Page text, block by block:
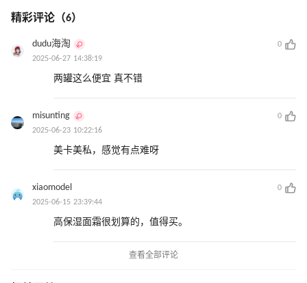
精彩评论（6）
dudu海淘
0
2025-06-27 14:38:19
两罐这么便宜 真不错
misunting
0
2025-06-23 10:22:16
美卡美私，感觉有点难呀
xiaomodel
0
2025-06-15 23:39:44
高保湿面霜很划算的，值得买。
查看全部评论